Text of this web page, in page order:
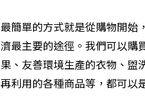
最簡單的方式就是從購物開始
濟最主要的途徑。我們可以購
果、友善環境生產的衣物、盥
再利用的各種商品等，都可以